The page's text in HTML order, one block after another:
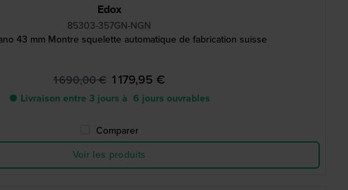
Edox
85303-357GN-NGN
43 mm Montre squelette automatique de fabrication suisse
1 690,00 € 1 179,95 €
● Livraison entre 3 jours à 6 jours ouvrables
Comparer
Voir les produits